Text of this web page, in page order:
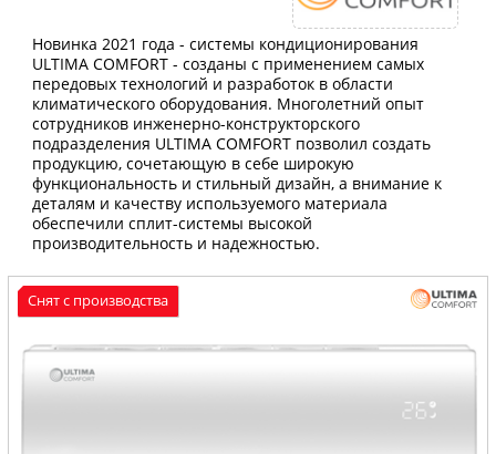
Новинка 2021 года - системы кондиционирования
ULTIMA COMFORT - созданы с применением самых
передовых технологий и разработок в области
климатического оборудования. Многолетний опыт
сотрудников инженерно-конструкторского
подразделения ULTIMA COMFORT позволил создать
продукцию, сочетающую в себе широкую
функциональность и стильный дизайн, а внимание к
деталям и качеству используемого материала
обеспечили сплит-системы высокой
производительность и надежностью.
Снят с производства